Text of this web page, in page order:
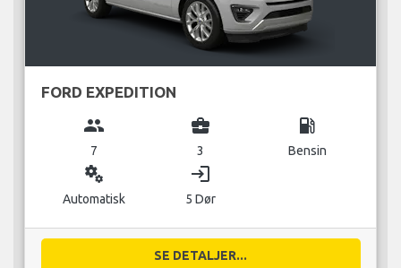
FORD EXPEDITION
group
7
business_center
3
local_gas_station
Bensin
miscellaneous_services
Automatisk
login
5 Dør
SE DETALJER...